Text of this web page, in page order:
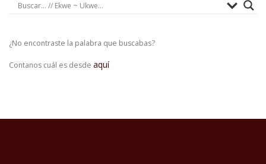
¿No encontraste la palabra que buscabas?
Contanos cuál es desde aquí